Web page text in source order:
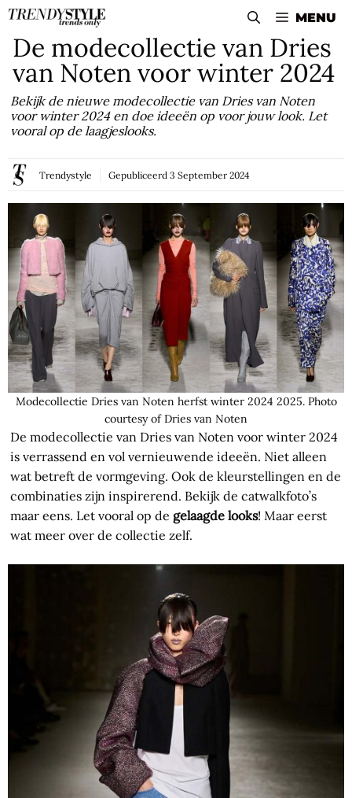
Skip
content
MENU
De modecollectie van Dries
van Noten voor winter 2024
Bekijk de nieuwe modecollectie van Dries van Noten
voor winter 2024 en doe ideeën op voor jouw look. Let
vooral op de laagjeslooks.
Trendystyle Gepubliceerd 3 September 2024
Modecollectie Dries van Noten herfst winter 2024 2025. Photo
courtesy of Dries van Noten
De modecollectie van Dries van Noten voor winter 2024
is verrassend en vol vernieuwende ideeën. Niet alleen
wat betreft de vormgeving. Ook de kleurstellingen en de
combinaties zijn inspirerend. Bekijk de catwalkfoto’s
maar eens. Let vooral op de gelaagde looks! Maar eerst
wat meer over de collectie zelf.